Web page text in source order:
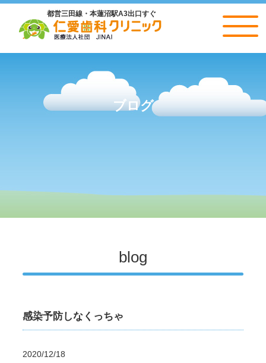
都営三田線・本蓮沼駅A3出口すぐ
仁愛歯科クリニック
ブログ
blog
感染予防しなくっちゃ
2020/12/18